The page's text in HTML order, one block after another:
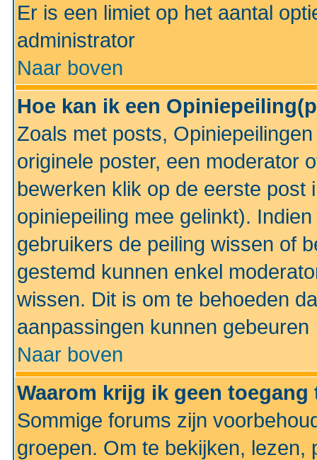
Er is een limiet op het aantal
administrator
Naar boven
Hoe kan ik een
Zoals met posts,
originele poster, een moderator
bewerken klik op de eerste post
opiniepeiling mee gelinkt).
gebruikers de peiling wissen of
gestemd kunnen enkel
wissen. Dit is om te behoeden
aanpassingen kunnen gebeuren
Naar boven
Waarom krijg ik geen
Sommige forums zijn
groepen. Om te bekijken, lezen,